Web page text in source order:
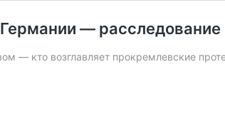
— расследование
— кто возглавляет прокремлевские